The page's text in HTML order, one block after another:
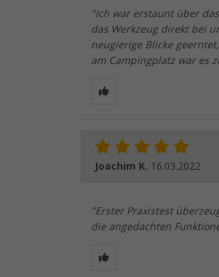
"Ich war erstaunt über
das Werkzeug direkt bei
neugierige Blicke
am Campingplatz war es
Joachim K. 16.03.2022
"Erster Praxistest
die angedachten